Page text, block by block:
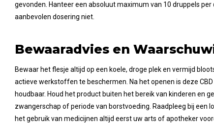
gevonden. Hanteer een absoluut maximum van 10 druppels per
aanbevolen dosering niet.
Bewaaradvies en
Bewaar het flesje altijd op een koele, droge plek en vermijd
actieve werkstoffen te beschermen. Na het openen is deze
houdbaar. Houd het product buiten het bereik van kinderen en
zwangerschap of periode van borstvoeding. Raadpleeg bij een
het gebruik van medicijnen altijd eerst uw arts of apotheker